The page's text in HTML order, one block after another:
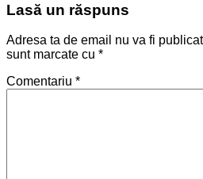
Lasă un răspuns
Adresa ta de email nu va fi
sunt marcate cu *
Comentariu *